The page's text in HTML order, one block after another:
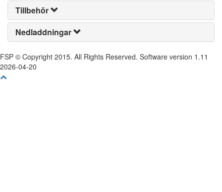
Tillbehör
Nedladdningar
FSP © Copyright 2015. All Rights Reserved. Software version 1.11
2026-04-20